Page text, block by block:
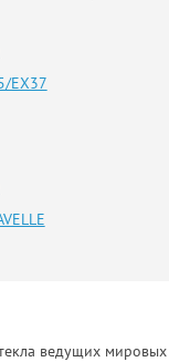
EX37
ведущих мировых